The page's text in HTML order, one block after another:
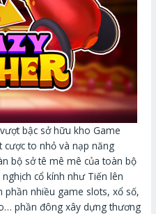
bậc sở hữu kho Game
to nhỏ và nạp năng
bộ sở tê mê mê của toàn bộ
cổ kính như Tiến lên
phần nhiều game slots, xổ số,
phần đông xây dựng thương